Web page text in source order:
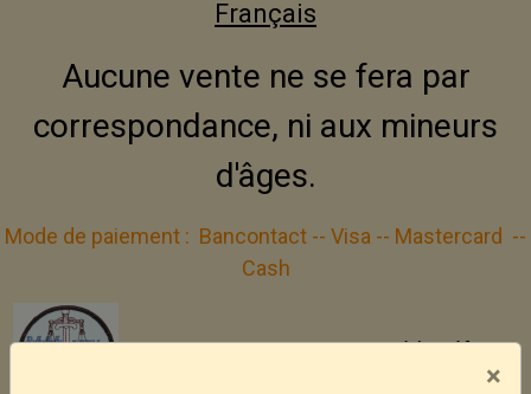
Français
Aucune vente ne se fera par
correspondance, ni aux mineurs
d'âges.
Mode de paiement : Bancontact -- Visa -- Mastercard --
Cash
Inscrivez vous gratuitement à la Défence
×